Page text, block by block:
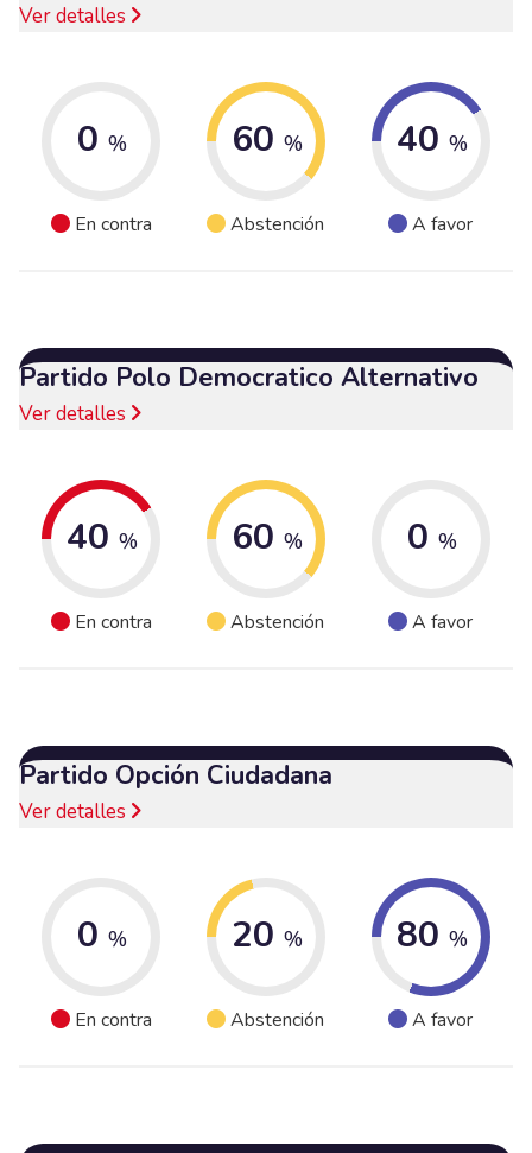
Ver detalles
0 %
En contra
60 %
Abstención
40 %
A favor
Partido Polo Democratico Alternativo
Ver detalles
40 %
En contra
60 %
Abstención
0 %
A favor
Partido Opción Ciudadana
Ver detalles
0 %
En contra
20 %
Abstención
80 %
A favor